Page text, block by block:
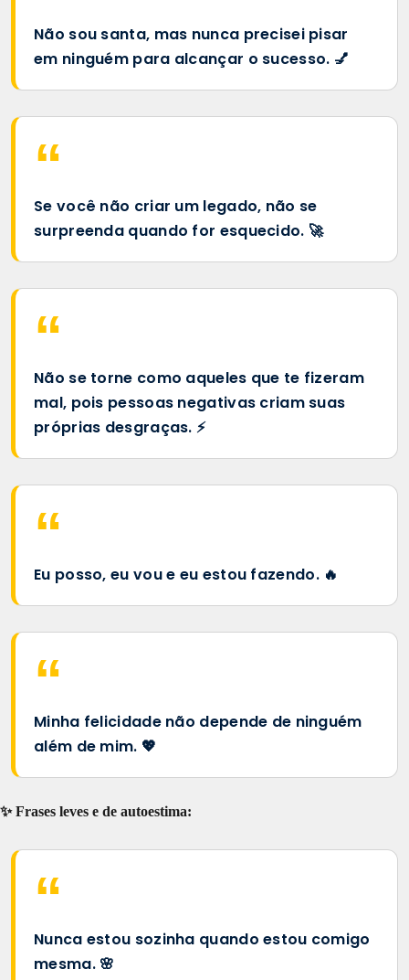
Não sou santa, mas nunca precisei pisar
em ninguém para alcançar o sucesso. 💅
Se você não criar um legado, não se
surpreenda quando for esquecido. 🚀
Não se torne como aqueles que te fizeram
mal, pois pessoas negativas criam suas
próprias desgraças. ⚡
Eu posso, eu vou e eu estou fazendo. 🔥
Minha felicidade não depende de ninguém
além de mim. 💖
✨ Frases leves e de autoestima:
Nunca estou sozinha quando estou comigo
mesma. 🌸